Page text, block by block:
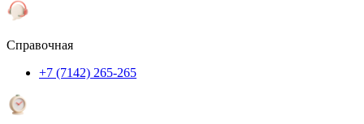
Справочная
+7 (7142) 265-265